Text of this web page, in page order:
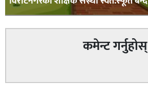
कमेन्ट गर्नुहोस्